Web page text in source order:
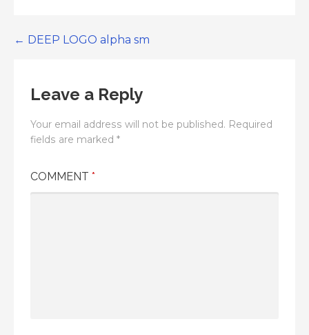
Post
← DEEP LOGO alpha sm
Leave a Reply
Your email address will not be published. Required
fields are marked *
COMMENT *